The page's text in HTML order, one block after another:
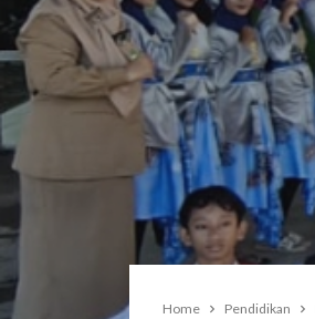
Home Pendidikan